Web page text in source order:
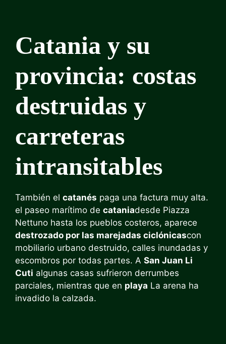
Catania y su
provincia: costas
destruidas y
carreteras
intransitables
También el catanés paga una factura muy alta.
el paseo marítimo de cataniadesde Piazza
Nettuno hasta los pueblos costeros, aparece
destrozado por las marejadas ciclónicascon
mobiliario urbano destruido, calles inundadas y
escombros por todas partes. A San Juan Li
Cuti algunas casas sufrieron derrumbes
parciales, mientras que en playa La arena ha
invadido la calzada.